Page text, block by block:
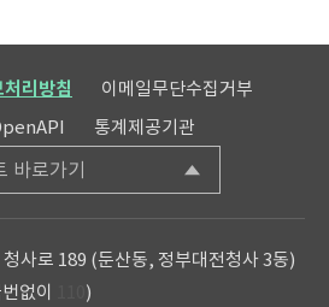
리방침
이메일무단수집거부
통계제공기관
바로가기
사로 189 (둔산동, 정부대전청사 3동)
없이 )